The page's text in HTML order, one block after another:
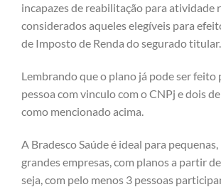
incapazes de reabilitação para atividade
considerados aqueles elegíveis para
de Imposto de Renda do segurado titular.
Lembrando que o plano já pode ser feito
pessoa com vinculo com o CNPj e dois
como mencionado acima.
A Bradesco Saúde é ideal para pequenas,
grandes empresas, com planos a partir de
seja, com pelo menos 3 pessoas